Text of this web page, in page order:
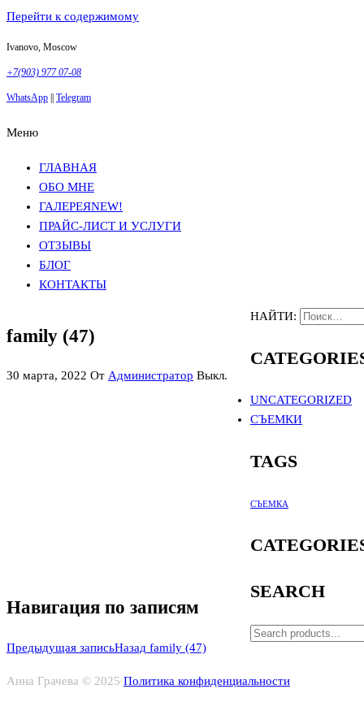
Перейти к содержимому
Ivanovo, Moscow
+7(903) 977 07-08
WhatsApp Telegram
Меню
ГЛАВНАЯ
ОБО МНЕ
ГАЛЕРЕЯNEW!
ПРАЙС-ЛИСТ И УСЛУГИ
ОТЗЫВЫ
БЛОГ
КОНТАКТЫ
family (47)
30 марта, 2022 От Администратор Выкл.
Навигация по записям
Предыдущая записьНазад family (47)
НАЙТИ:
UNCATEGORIZED
СЪЕМКИ
TAGS
СЪЕМКА
SEARCH
Анна Грачева © 2025 Политика конфиденциальности